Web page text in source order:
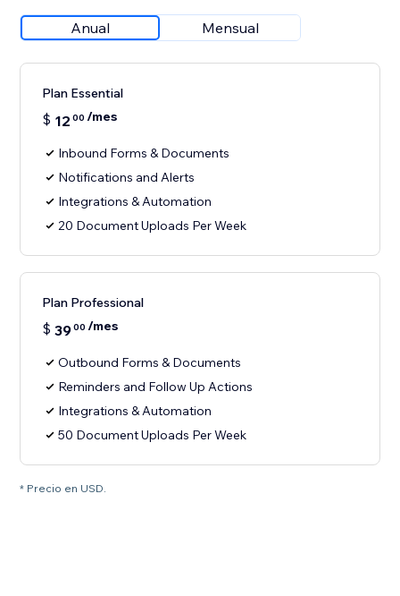
Anual Mensual
Plan Essential
$ 12 00 /mes
Inbound Forms & Documents
Notifications and Alerts
Integrations & Automation
20 Document Uploads Per Week
Plan Professional
$ 3900 /mes
Outbound Forms & Documents
Reminders and Follow Up Actions
Integrations & Automation
50 Document Uploads Per Week
* Precio en USD.